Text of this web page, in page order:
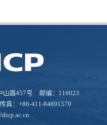
山路457号 邮编：116023
真：+86-411-84691570